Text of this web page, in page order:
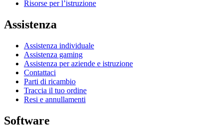
Risorse per l’istruzione
Assistenza
Assistenza individuale
Assistenza gaming
Assistenza per aziende e istruzione
Contattaci
Parti di ricambio
Traccia il tuo ordine
Resi e annullamenti
Software